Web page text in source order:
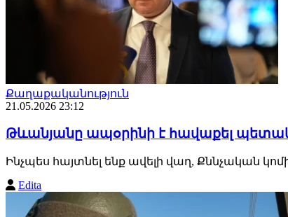
Քաղաքականություն
21.05.2026 23:12
Թևանյանը ապօրինի է հավաքել
Ինչպես հայտնել ենք ավելի վաղ, Քննչական
Edita